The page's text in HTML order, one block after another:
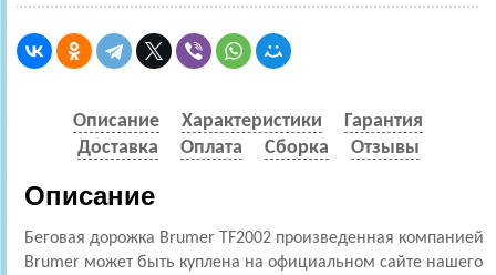
Описание Характеристики
Гарантия
Доставка
Оплата Сборка Отзывы
Описание
Беговая дорожка Brumer TF2002 произведенная компанией
Brumer может быть куплена на официальном сайте нашего